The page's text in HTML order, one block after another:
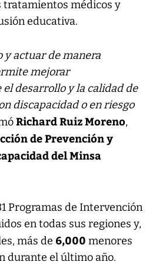
médicos y
educativa.
y actuar de manera
mejorar
desarrollo y la calidad de
discapacidad o en riesgo
Richard Ruiz Moreno,
de Prevención y
del Minsa
Programas de Intervención
en todas sus regiones y,
más de 6,000 menores
durante el último año.